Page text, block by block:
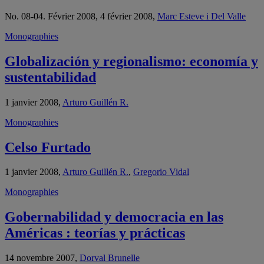
No. 08-04. Février 2008, 4 février 2008, Marc Esteve i Del Valle
Monographies
Globalización y regionalismo: economía y
sustentabilidad
1 janvier 2008, Arturo Guillén R.
Monographies
Celso Furtado
1 janvier 2008, Arturo Guillén R., Gregorio Vidal
Monographies
Gobernabilidad y democracia en las
Américas : teorías y prácticas
14 novembre 2007, Dorval Brunelle